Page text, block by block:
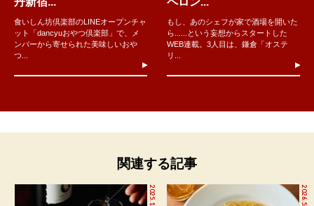
食いしん坊倶楽部のLINEオープンチャ
ット「dancyuおやつ倶楽部」で、メ
ンバーから寄せられた美味しいおや
つ...
もし、あのシェフが家で酒場を開いた
ら......という妄想からスタートした
WEB連載。3人目は、鎌倉「オステ
リ...
関連する記事
2026.5.8